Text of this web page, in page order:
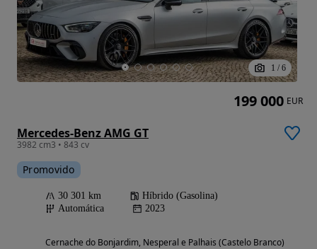
1 / 6
Mercedes-Benz AMG GT
3982 cm3 • 843 cv
Promovido
30 301 km
Híbrido (Gasolina)
Automática
2023
Cernache do Bonjardim, Nesperal e Palhais (Castelo Branco)
199 000 EUR